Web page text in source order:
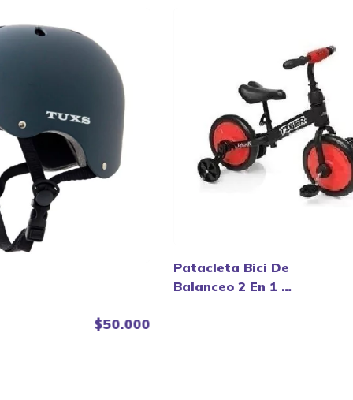
$50.000
Patacleta Bici De
Balanceo 2 En 1 -